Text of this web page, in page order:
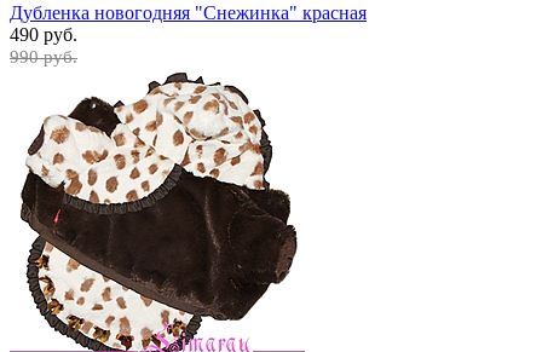
Дубленка новогодняя "Снежинка" красная
490 руб.
990 руб.